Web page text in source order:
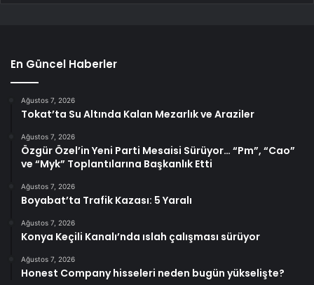
En Güncel Haberler
Ağustos 7, 2026
Tokat’ta Su Altında Kalan Mezarlık ve Araziler
Ağustos 7, 2026
Özgür Özel’in Yeni Parti Mesaisi Sürüyor… “Pm”, “Cao”
ve “Myk” Toplantılarına Başkanlık Etti
Ağustos 7, 2026
Boyabat’ta Trafik Kazası: 5 Yaralı
Ağustos 7, 2026
Konya Keçili Kanalı’nda ıslah çalışması sürüyor
Ağustos 7, 2026
Honest Company hisseleri neden bugün yükselişte?